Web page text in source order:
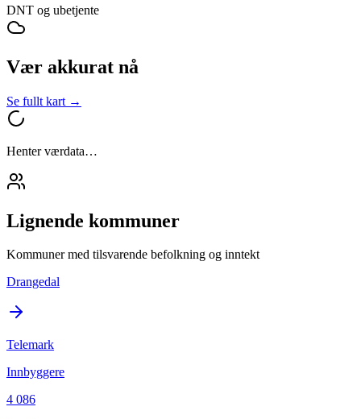
DNT og ubetjente
Vær akkurat nå
Se fullt kart →
Henter værdata…
Lignende kommuner
Kommuner med tilsvarende befolkning og inntekt
Drangedal
Telemark
Innbyggere
4 086